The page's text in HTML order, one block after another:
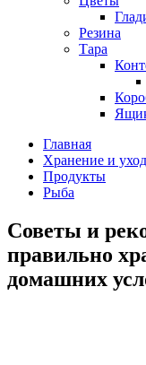
Резина
Тара
Главная
Хранение и уход
Продукты
Рыба
Советы и
правильно
домашних